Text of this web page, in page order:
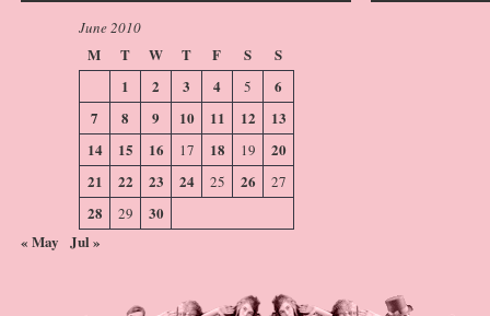
June 2010
M T W T F S
S
1
2 3 4 5
6
7
8 9 10 11 12
13
14
15 16 17 18 19
20
21
22 23 24 25 26 27
28 29
30
« May Jul »